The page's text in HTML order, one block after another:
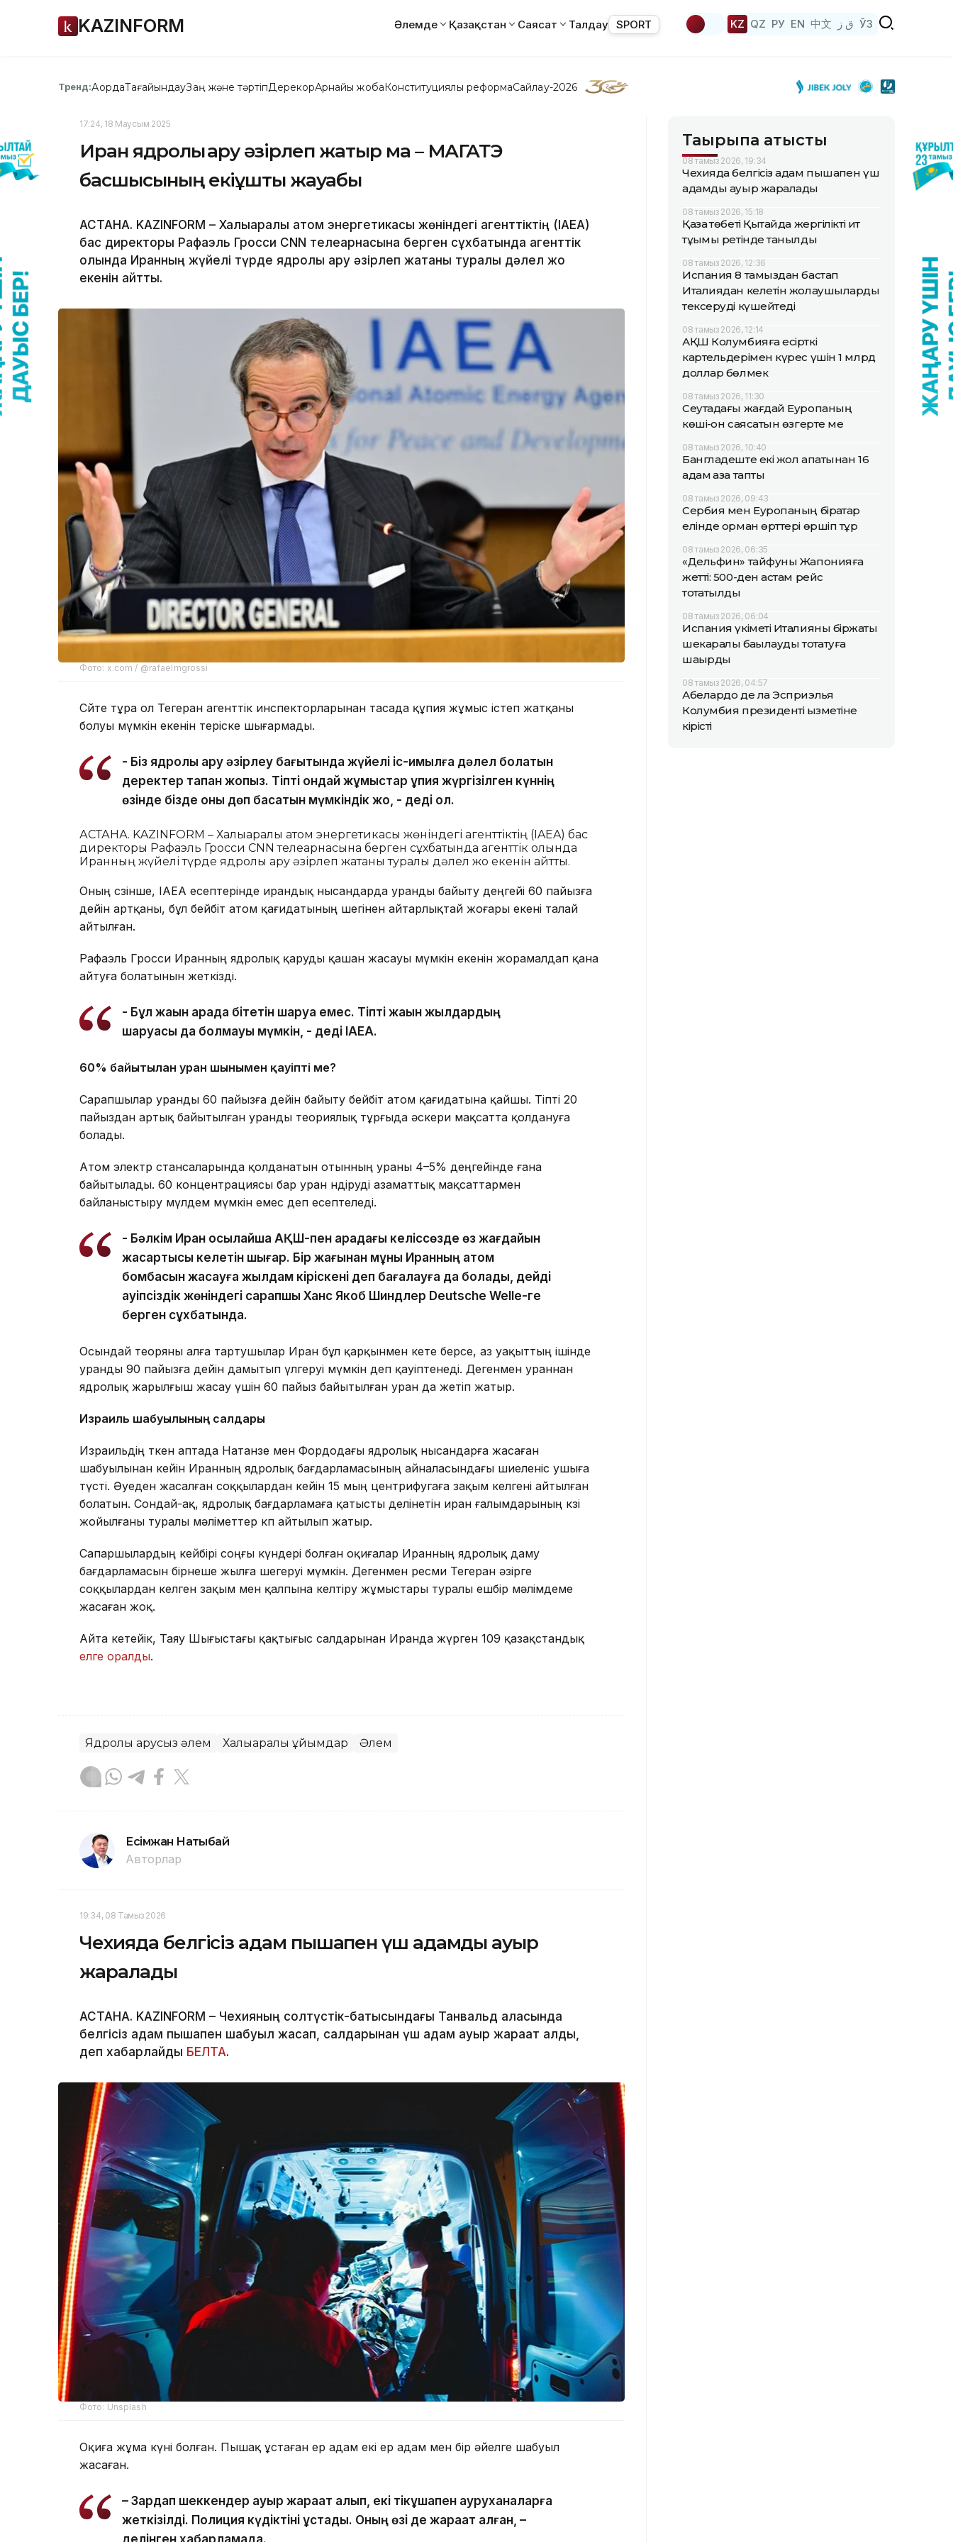
KAZINFORM Әлемде Қазақстан Саясат Талдау SPORT KZ QZ РУ EN 中文 ق ز ЎЗ
Тренд:АқордаТағайындауЗаң және тәртіпДерекқорАрнайы жобаКонституциялық реформаСайлау-2026
17:24, 18 Маусым 2025
Иран ядролық қару әзірлеп жатыр ма – МАГАТЭ
басшысының екіұшты жауабы
АСТАНА. KAZINFORM – Халықаралық атом энергетикасы жөніндегі агенттіктің (IAEA)
бас директоры Рафаэль Гросси CNN телеарнасына берген сұхбатында агенттік
қолында Иранның жүйелі түрде ядролық қару әзірлеп жатқаны туралы дәлел жоқ
екенін айтты.
Фото: x.com / @rafaelmgrossi
Сөйте тұра ол Тегеран агенттік инспекторларынан тасада құпия жұмыс істеп жатқаны
болуы мүмкін екенін теріске шығармады.
- Біз ядролық қару әзірлеу бағытында жүйелі іс-қимылға дәлел болатын
деректер тапқан жоқпыз. Тіпті ондай жұмыстар құпия жүргізілген күннің
өзінде бізде оны дөп басатын мүмкіндік жоқ, - деді ол.
АСТАНА. KAZINFORM – Халықаралық атом энергетикасы жөніндегі агенттіктің (IAEA) бас
директоры Рафаэль Гросси CNN телеарнасына берген сұхбатында агенттік қолында
Иранның жүйелі түрде ядролық қару әзірлеп жатқаны туралы дәлел жоқ екенін айтты.
Оның сөзінше, IAEA есептерінде ирандық нысандарда уранды байыту деңгейі 60 пайызға
дейін артқаны, бұл бейбіт атом қағидатының шегінен айтарлықтай жоғары екені талай
айтылған.
Рафаэль Гросси Иранның ядролық қаруды қашан жасауы мүмкін екенін жорамалдап қана
айтуға болатынын жеткізді.
- Бұл жақын арада бітетін шаруа емес. Тіпті жақын жылдардың
шаруасы да болмауы мүмкін, - деді IAEA.
60% байытылған уран шынымен қауіпті ме?
Сарапшылар уранды 60 пайызға дейін байыту бейбіт атом қағидатына қайшы. Тіпті 20
пайыздан артық байытылған уранды теориялық тұрғыда әскери мақсатта қолдануға
болады.
Атом электр стансаларында қолданатын отынның ураны 4–5% деңгейінде ғана
байытылады. 60 концентрациясы бар уран өндіруді азаматтық мақсаттармен
байланыстыру мүлдем мүмкін емес деп есептеледі.
- Бәлкім Иран осылайша АҚШ-пен арадағы келіссөзде өз жағдайын
жақсартқысы келетін шығар. Бір жағынан мұны Иранның атом
бомбасын жасауға жылдам кіріскені деп бағалауға да болады, дейді
қауіпсіздік жөніндегі сарапшы Ханс Якоб Шиндлер Deutsche Welle-ге
берген сұхбатында.
Осындай теоряны алға тартушылар Иран бұл қарқынмен кете берсе, аз уақыттың ішінде
уранды 90 пайызға дейін дамытып үлгеруі мүмкін деп қауіптенеді. Дегенмен ураннан
ядролық жарылғыш жасау үшін 60 пайыз байытылған уран да жетіп жатыр.
Израиль шабуылының салдары
Израильдің өткен аптада Натанзе мен Фордодағы ядролық нысандарға жасаған
шабуылынан кейін Иранның ядролық бағдарламасының айналасындағы шиеленіс ушыға
түсті. Әуеден жасалған соққылардан кейін 15 мың центрифугаға зақым келгені айтылған
болатын. Сондай-ақ, ядролық бағдарламаға қатысты делінетін иран ғалымдарының көзі
жойылғаны туралы мәліметтер көп айтылып жатыр.
Сапаршылардың кейбірі соңғы күндері болған оқиғалар Иранның ядролық даму
бағдарламасын бірнеше жылға шегеруі мүмкін. Дегенмен ресми Тегеран әзірге
соққылардан келген зақым мен қалпына келтіру жұмыстары туралы ешбір мәлімдеме
жасаған жоқ.
Айта кетейік, Таяу Шығыстағы қақтығыс салдарынан Иранда жүрген 109 қазақстандық
елге оралды.
Ядролық қарусыз әлем Халықаралық ұйымдар Әлем
Есімжан Нақтыбай
Авторлар
19:34, 08 Тамыз 2026
Чехияда белгісіз адам пышақпен үш адамды ауыр
жаралады
АСТАНА. KAZINFORM – Чехияның солтүстік-батысындағы Танвальд қаласында
белгісіз адам пышақпен шабуыл жасап, салдарынан үш адам ауыр жарақат алды,
деп хабарлайды БЕЛТА.
Фото: Unsplash
Оқиға жұма күні болған. Пышақ ұстаған ер адам екі ер адам мен бір әйелге шабуыл
жасаған.
– Зардап шеккендер ауыр жарақат алып, екі тікұшақпен ауруханаларға
жеткізілді. Полиция күдіктіні ұстады. Оның өзі де жарақат алған, –
делінген хабарламада.
Тақырыпқа қатысты
08 тамыз 2026, 19:34
Чехияда белгісіз адам пышақпен үш
адамды ауыр жаралады
08 тамыз 2026, 15:18
Қазақ төбеті Қытайда жергілікті ит
тұқымы ретінде танылды
08 тамыз 2026, 12:36
Испания 8 тамыздан бастап
Италиядан келетін жолаушыларды
тексеруді күшейтеді
08 тамыз 2026, 12:14
АҚШ Колумбияға есірткі
картельдерімен күрес үшін 1 млрд
доллар бөлмек
08 тамыз 2026, 11:30
Сеутадағы жағдай Еуропаның
көші-қон саясатын өзгерте ме
08 тамыз 2026, 10:40
Бангладеште екі жол апатынан 16
адам қаза тапты
08 тамыз 2026, 09:43
Сербия мен Еуропаның бірқатар
елінде орман өрттері өршіп тұр
08 тамыз 2026, 06:35
«Дельфин» тайфуны Жапонияға
жетті: 500-ден астам рейс
тоқтатылды
08 тамыз 2026, 06:04
Испания үкіметі Италияны біржақты
шекаралық бақылауды тоқтатуға
шақырды
08 тамыз 2026, 04:57
Абелардо де ла Эсприэлья
Колумбия президенті қызметіне
кірісті